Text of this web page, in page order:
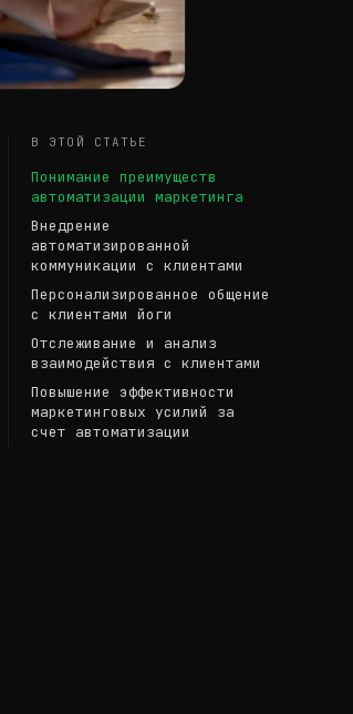
В ЭТОЙ СТАТЬЕ
Понимание преимуществ
автоматизации маркетинга
Внедрение
автоматизированной
коммуникации с клиентами
Персонализированное общение
с клиентами йоги
Отслеживание и анализ
взаимодействия с клиентами
Повышение эффективности
маркетинговых усилий за
счет автоматизации